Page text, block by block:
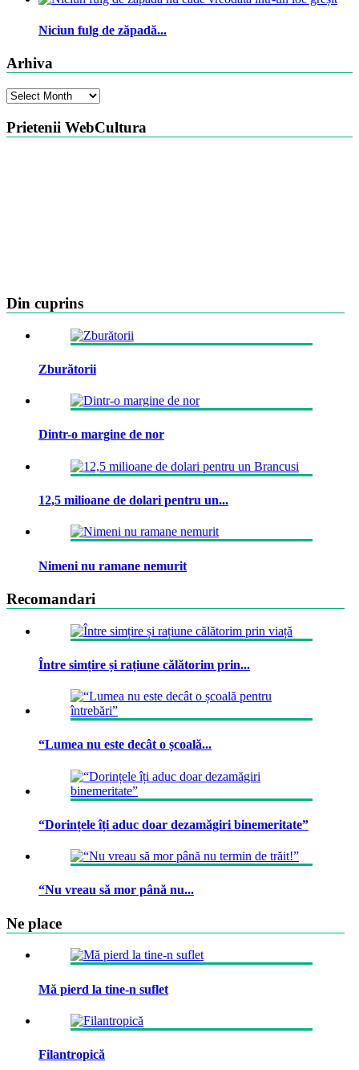
Niciun fulg de zăpadă...
Arhiva
Arhiva
Prietenii WebCultura
Din cuprins
Zburătorii
Dintr-o margine de nor
12,5 milioane de dolari pentru un...
Nimeni nu ramane nemurit
Recomandari
Între simțire și rațiune călătorim prin...
“Lumea nu este decât o școală...
“Dorințele îți aduc doar dezamăgiri binemeritate”
“Nu vreau să mor până nu...
Ne place
Mă pierd la tine-n suflet
Filantropică